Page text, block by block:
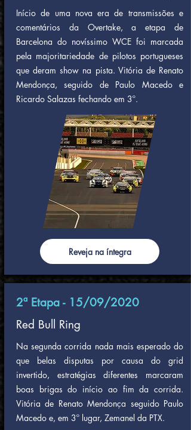
Início de uma nova era de transmissões e
comentários da Overtake, a etapa de
Barcelona do novíssimo WCE foi marcada
pela majoritariedade de pilotos portugueses
que deram show na pista. Vitória de Renato
Mendonça, seguido de Paulo Macedo e
Ricardo Salazas fechando em 3º.
Reveja na íntegra
2ª Etapa - 15/09/2020
Red Bull Ring
Na segunda corrida nada mais esperado do
que belas disputas por causa do grid
invertido, estratégias diferentes marcaram
boas brigas do início ao fim da corrida.
Vitória de Renato Mendonça seguido Paulo
Macedo e, em 3º lugar, Zemanel da PTX.